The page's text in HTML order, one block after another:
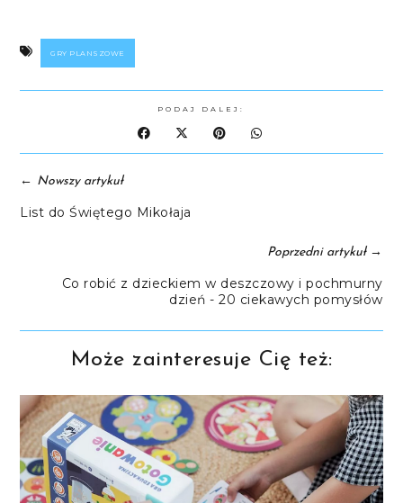
GRY PLANSZOWE
PODAJ DALEJ:
← Nowszy artykuł
List do Świętego Mikołaja
Poprzedni artykuł→
Co robić z dzieckiem w deszczowy i pochmurny
dzień - 20 ciekawych pomysłów
Może zainteresuje Cię też: